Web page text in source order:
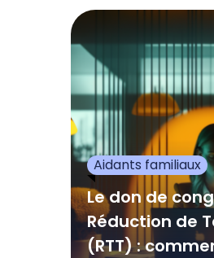
Aidants familiaux
Le don de
Réduction de
(RTT) :